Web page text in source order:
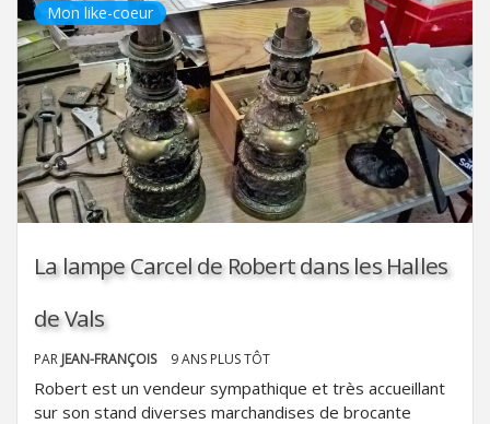
Mon like-coeur
La lampe Carcel de Robert dans les Halles
de Vals
PAR JEAN-FRANÇOIS 9 ANS PLUS TÔT
Robert est un vendeur sympathique et très accueillant
sur son stand diverses marchandises de brocante